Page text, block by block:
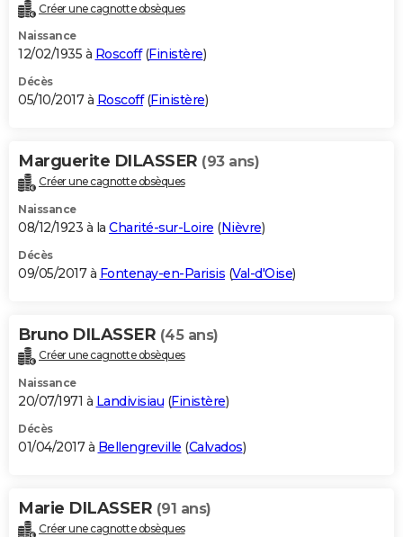
Créer une cagnotte obsèques
Naissance
12/02/1935 à Roscoff(Finistère)
Décès
05/10/2017 à Roscoff(Finistère)
Marguerite DILASSER (93 ans)
Créer une cagnotte obsèques
Naissance
08/12/1923 à la Charité-sur-Loire (Nièvre)
Décès
09/05/2017 à Fontenay-en-Parisis (Val-d'Oise)
Bruno DILASSER (45 ans)
Créer une cagnotte obsèques
Naissance
20/07/1971 à Landivisiau (Finistère)
Décès
01/04/2017 à Bellengreville (Calvados)
Marie DILASSER (91 ans)
Créer une cagnotte obsèques